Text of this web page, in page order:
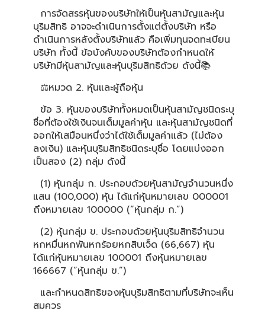
การจัดสรรหุ้นของบริษัทให้เป็นหุ้นสามัญและหุ้น
บุริมสิทธิ อาจจะดำเนินการตั้งแต่ตั้งบริษัท หรือ
ดำเนินการหลังตั้งบริษัทแล้ว คือเพิ่มทุนจดทะเบียน
บริษัท ทั้งนี้ ข้อบังคับของบริษัทต้องกำหนดให้
บริษัทมีหุ้นสามัญและหุ้นบุริมสิทธิด้วย ดังนี้📚
⚖หมวด 2. หุ้นและผู้ถือหุ้น
ข้อ 3. หุ้นของบริษัททั้งหมดเป็นหุ้นสามัญชนิดระบุ
ชื่อที่ต้องใช้เงินจนเต็มมูลค่าหุ้น และหุ้นสามัญชนิดที่
ออกให้เสมือนหนึ่งว่าได้ใช้เต็มมูลค่าแล้ว (ไม่ต้อง
ลงเงิน) และหุ้นบุริมสิทธิชนิดระบุชื่อ โดยแบ่งออก
เป็นสอง (2) กลุ่ม ดังนี้
(1) หุ้นกลุ่ม ก. ประกอบด้วยหุ้นสามัญจำนวนหนึ่ง
แสน (100,000) หุ้น ได้แก่หุ้นหมายเลข 000001
ถึงหมายเลข 100000 (“หุ้นกลุ่ม ก.”)
(2) หุ้นกลุ่ม ข. ประกอบด้วยหุ้นบุริมสิทธิจำนวน
หกหมื่นหกพันหกร้อยหกสิบเจ็ด (66,667) หุ้น
ได้แก่หุ้นหมายเลข 100001 ถึงหุ้นหมายเลข
166667 (“หุ้นกลุ่ม ข.”)
และกำหนดสิทธิของหุ้นบุริมสิทธิตามที่บริษัทจะเห็น
สมควร